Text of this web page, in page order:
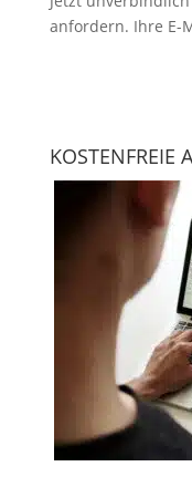
anfordern. Ihre E-
KOSTENFREIE